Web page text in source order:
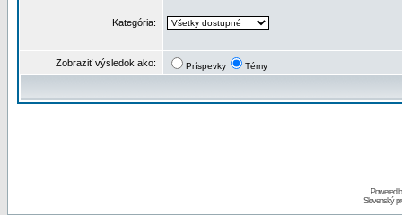
Kategória:
Zobraziť výsledok ako: Príspevky Témy
Powered
Slovenský